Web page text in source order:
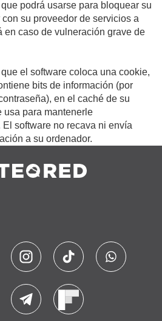
podrá usarse para bloquear su
su proveedor de servicios a
en caso de vulneración grave de
el software coloca una cookie,
bits de información (por
en el caché de su
usa para mantenerle
software no recava ni envía
a su ordenador.